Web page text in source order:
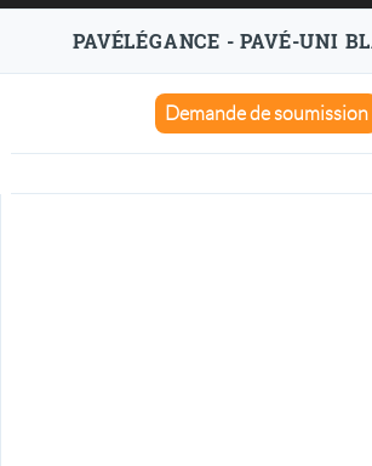
PAVÉLÉGANCE - PAVÉ-UNI
Demande de soumission